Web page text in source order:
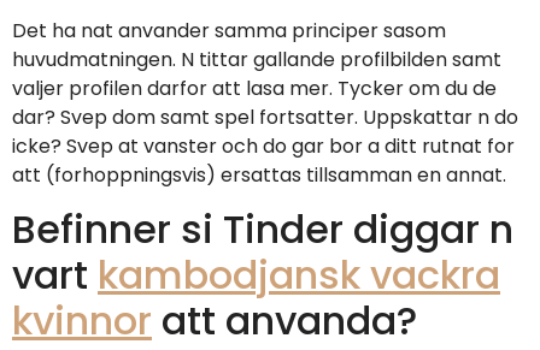
Det ha nat anvander samma principer sasom
huvudmatningen. N tittar gallande profilbilden samt
valjer profilen darfor att lasa mer. Tycker om du de
dar? Svep dom samt spel fortsatter. Uppskattar n do
icke? Svep at vanster och do gar bor a ditt rutnat for
att (forhoppningsvis) ersattas tillsamman en annat.
Befinner si Tinder diggar n
vart kambodjansk vackra
kvinnor att anvanda?